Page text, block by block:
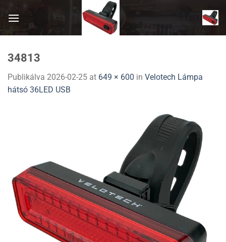
34813
Publikálva 2026-02-25 at 649 × 600 in Velotech Lámpa
hátsó 36LED USB